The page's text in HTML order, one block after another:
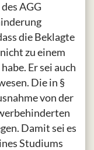
AGG
die Beklagte
zu einem
Er sei auch
Die in §
von der
Damit sei es
Studiums